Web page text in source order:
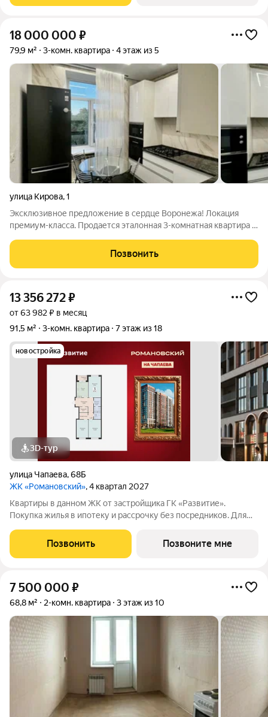
18 000 000 ₽
79,9 м² 3-комн. квартира 4 этаж из 5
улица Кирова,1
Эксклюзивное предложение в сердце Воронежа! Локация
премиум-класса. Продается эталонная 3-комнатная квартира в
за зданием Правительства Воронежской области. В пешей
доступности -
Позвонить
13 356 272₽
от 63 982 ₽ в месяц
91,5 м²
3-комн. квартира 7 этаж из 18
новостройка
3D-тур
улица Чапаева,68Б
ЖК «Романовский», 4 квартал 2027
Квартиры в данном ЖК от застройщика ГК «Развитие».
Покупка жилья в ипотеку и рассрочку без посредников. Для
обращайтесь в отдел продаж застройщика.
Позвонить Позвоните мне
7 500 000 ₽
68,8 м² 2-комн. квартира 3 этаж из 10